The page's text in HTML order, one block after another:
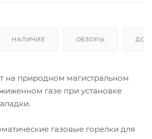
НАЛИЧИЕ ОБЗОРЫ
на природном магистральном
газе при установке
газовые горелки для